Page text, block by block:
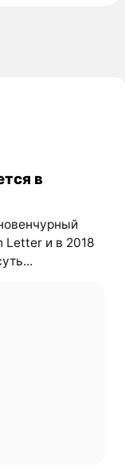
в
Letter и в 2018